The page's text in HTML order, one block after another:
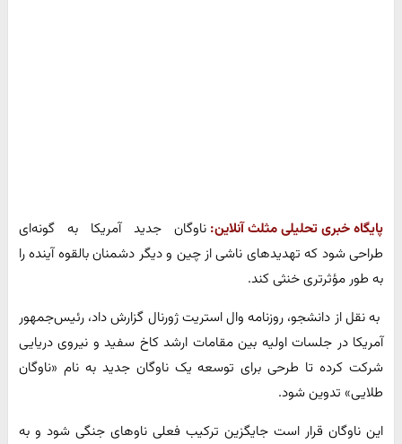
پایگاه خبری تحلیلی مثلث آنلاین: ناوگان جدید آمریکا به گونه‌ای
طراحی شود که تهدیدهای ناشی از چین و دیگر دشمنان بالقوه آینده را
به طور مؤثرتری خنثی کند.
به نقل از دانشجو، روزنامه وال استریت ژورنال گزارش داد، رئیس‌جمهور
آمریکا در جلسات اولیه بین مقامات ارشد کاخ سفید و نیروی دریایی
شرکت کرده تا طرحی برای توسعه یک ناوگان جدید به نام «ناوگان
طلایی» تدوین شود.
این ناوگان قرار است جایگزین ترکیب فعلی ناوهای جنگی شود و به